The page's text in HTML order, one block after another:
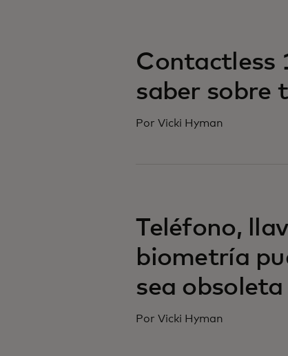
Contactless
saber sobre
Por Vicki Hyman
Teléfono,
biometría
sea obsoleta
Por Vicki Hyman